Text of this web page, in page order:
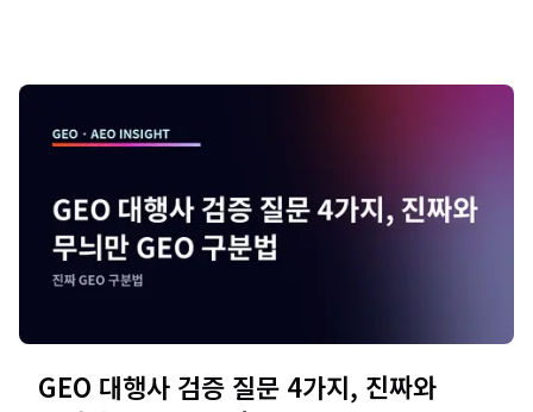
GEO 대행사 검증 질문 4가지, 진짜와